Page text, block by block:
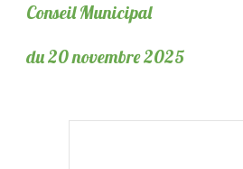
Conseil Municipal
du 20 novembre 2025